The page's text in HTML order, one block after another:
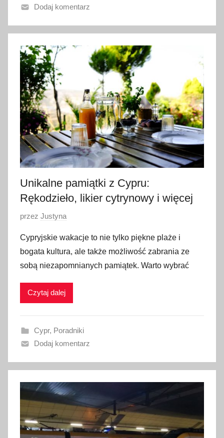
o
l
i
s
o
p
a
d
a
2
0
Dodaj komentarz
Unikalne pamiątki z Cypru:
Rękodzieło, likier cytrynowy i więcej
O
u
b
l
i
a
n
9
l
u
e
przez Justyna
Cypryjskie wakacje to nie tylko piękne plaże i
bogata kultura, ale także możliwość zabrania ze
sobą niezapomnianych pamiątek. Warto wybrać
Czytaj dalej
Cypr, Poradniki
Dodaj komentarz